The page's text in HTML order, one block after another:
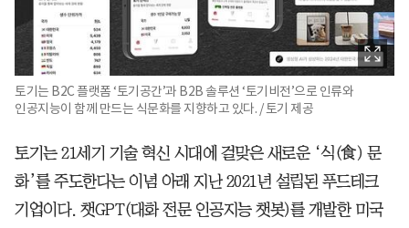
토기는 B2C 플랫폼 ‘토기공간’과 B2B 솔루션 ‘토기비전’으로 인류와
인공지능이 함께 만드는 식문화를 지향하고 있다. / 토기 제공
토기는 21세기 기술 혁신 시대에 걸맞은 새로운 ‘식(食) 문
화’를 주도한다는 이념 아래 지난 2021년 설립된 푸드테크
기업이다. 챗GPT(대화 전문 인공지능 챗봇)를 개발한 미국